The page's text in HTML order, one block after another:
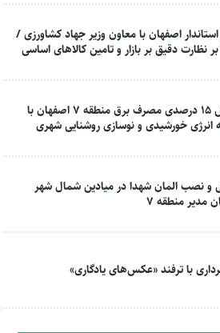
استاندار اصفهان با معاون وزیر جهاد کشاورزی /
بر نظارت دقیق بر بازار و تامین کالاهای اساسی
کاهش ۱۵ درصدی مصرف برق منطقه ۷ اصفهان با
انرژی خورشیدی و نوسازی روشنایی شهری
و نصب المان شهدا در میادین شمال شهر
مدیر منطقه ۷
با ترفند «عکس‌های یادگاری»